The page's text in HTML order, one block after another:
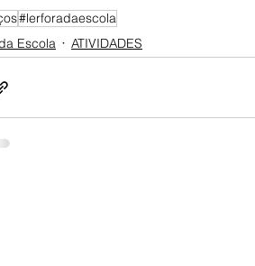
#lerforadaescola
Escola
ATIVIDADES